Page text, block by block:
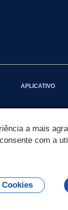
APLICATIVO
a mais
com a